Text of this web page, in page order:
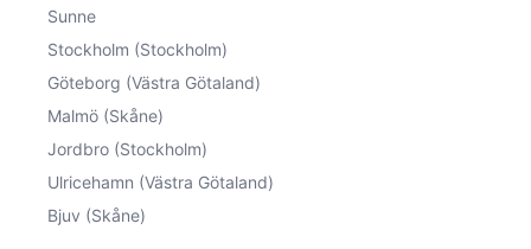
Sunne
Stockholm (Stockholm)
Göteborg (Västra Götaland)
Malmö (Skåne)
Jordbro (Stockholm)
Ulricehamn (Västra Götaland)
Bjuv (Skåne)